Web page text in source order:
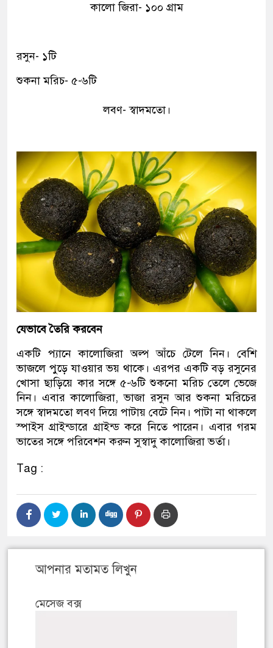
কালো জিরা- ১০০ গ্রাম
রসুন- ১টি
শুকনা মরিচ- ৫-৬টি
লবণ- স্বাদমতো।
যেভাবে তৈরি করবেন
একটি প্যানে কালোজিরা অল্প আঁচে টেলে নিন। বেশি
ভাজলে পুড়ে যাওয়ার ভয় থাকে। এরপর একটি বড় রসুনের
খোসা ছাড়িয়ে কার সঙ্গে ৫-৬টি শুকনো মরিচ তেলে ভেজে
নিন। এবার কালোজিরা, ভাজা রসুন আর শুকনা মরিচের
সঙ্গে স্বাদমতো লবণ দিয়ে পাটায় বেটে নিন। পাটা না থাকলে
স্পাইস গ্রাইন্ডারে গ্রাইন্ড করে নিতে পারেন। এবার গরম
ভাতের সঙ্গে পরিবেশন করুন সুস্বাদু কালোজিরা ভর্তা।
Tag :
আপনার মতামত লিখুন
মেসেজ বক্স